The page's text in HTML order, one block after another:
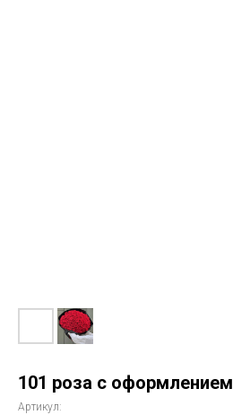
101 роза с оформлением
Артикул: